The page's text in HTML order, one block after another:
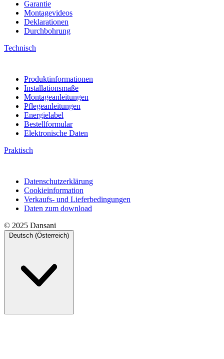
Garantie
Montagevideos
Deklarationen
Durchbohrung
Technisch
Produktinformationen
Installationsmaße
Montageanleitungen
Pflegeanleitungen
Energielabel
Bestellformular
Elektronische Daten
Praktisch
Datenschutzerklärung
Cookieinformation
Verkaufs- und Lieferbedingungen
Daten zum download
© 2025 Dansani
Deutsch (Österreich)